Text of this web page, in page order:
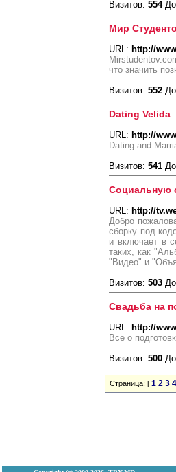
Визитов: 554
Мир
URL: http://
что значить
Визитов: 552
Dating Velida
URL: http://
Dating and
Визитов: 541
Социальную
URL: http://
Добро
сборку под
и включает в
таких, как
"Видео" и
Визитов: 503
Свадьба на
URL: http://
Все о
Визитов: 500
Страница: [ 1 2 3 4